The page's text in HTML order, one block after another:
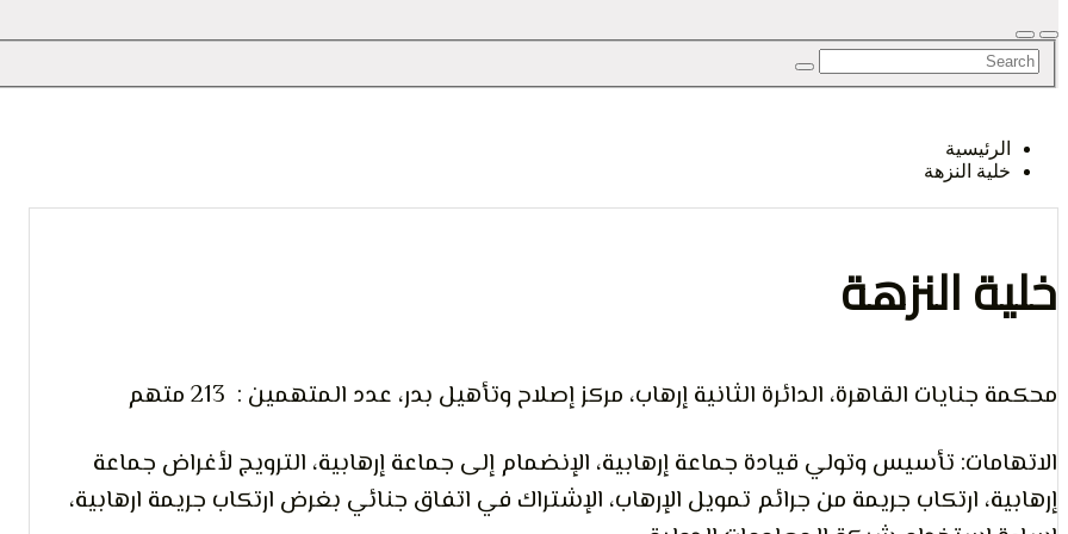
الرأي و
الإنسان
الرئيسية
خلية النزهة
خلية النزهة
محكمة جنايات القاهرة، الدائرة الثانية إرهاب، مركز إصلاح وتأهيل بدر، عدد المتهمين : 213 متهم
الاتهامات: تأسيس وتولي قيادة جماعة إرهابية، الإنضمام إلى جماعة إرهابية، الترويج لأغراض جماعة
إرهابية، ارتكاب جريمة من جرائم تمويل الإرهاب، الإشتراك في اتفاق جنائي بغرض ارتكاب جريمة ارهابية،